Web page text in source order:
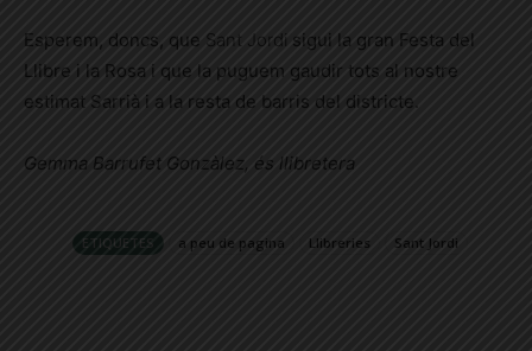
Esperem, doncs, que Sant Jordi sigui la gran Festa del
Llibre i la Rosa i que la puguem gaudir tots al nostre
estimat Sarrià i a la resta de barris del districte.
Gemma Barrufet Gonzàlez, és llibretera
ETIQUETES a peu de pagina Llibreries Sant Jordi